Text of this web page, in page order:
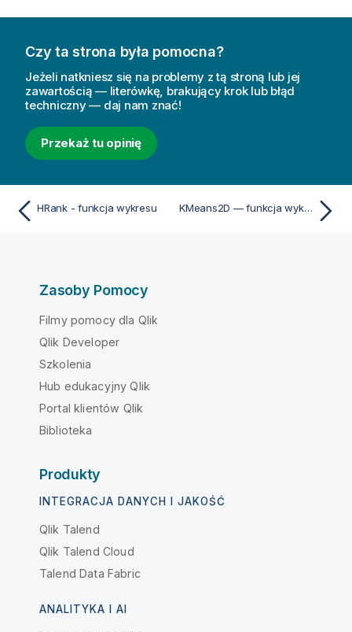
Czy ta strona była pomocna?
Jeżeli natkniesz się na problemy z tą stroną lub jej
zawartością — literówkę, brakujący krok lub błąd
techniczny — daj nam znać!
Przekaż tu opinię
HRank - funkcja wykresu KMeans2D — funkcja wykresu
Zasoby Pomocy
Filmy pomocy dla Qlik
Qlik Developer
Szkolenia
Hub edukacyjny Qlik
Portal klientów Qlik
Biblioteka
Produkty
INTEGRACJA DANYCH I JAKOŚĆ
Qlik Talend
Qlik Talend Cloud
Talend Data Fabric
ANALITYKA I AI